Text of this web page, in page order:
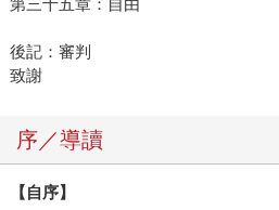
第三十五章：自由
後記：審判
致謝
序／導讀
【自序】